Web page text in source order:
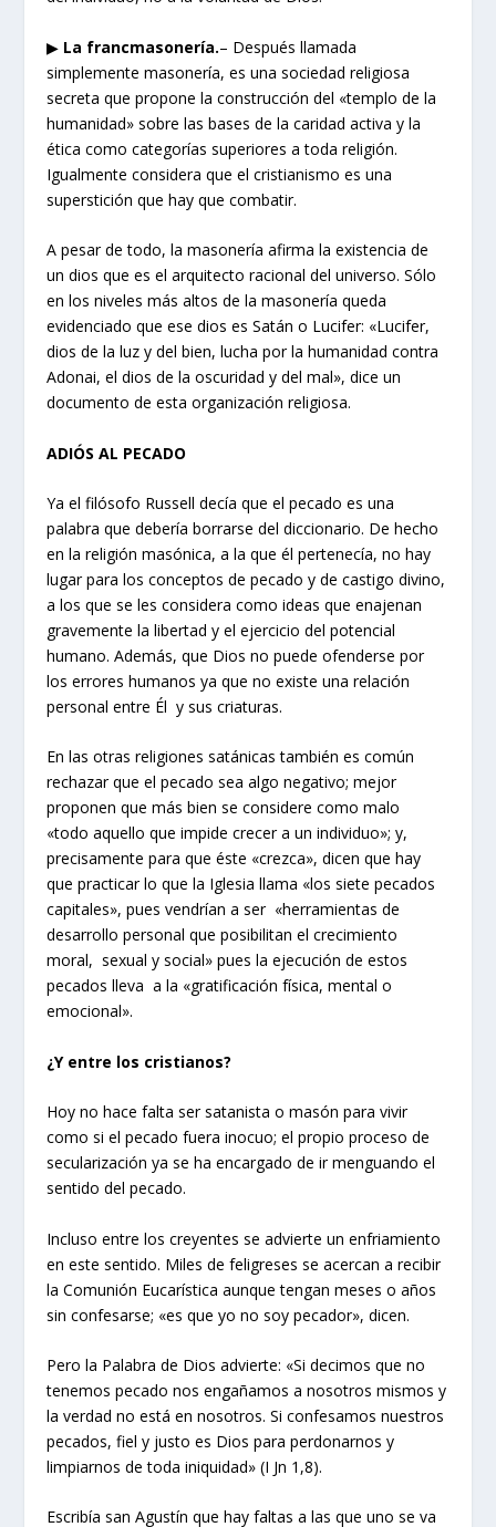
▶ La francmasonería.– Después llamada
simplemente masonería, es una sociedad religiosa
secreta que propone la construcción del «templo de la
humanidad» sobre las bases de la caridad activa y la
ética como categorías superiores a toda religión.
Igualmente considera que el cristianismo es una
superstición que hay que combatir.
A pesar de todo, la masonería afirma la existencia de
un dios que es el arquitecto racional del universo. Sólo
en los niveles más altos de la masonería queda
evidenciado que ese dios es Satán o Lucifer: «Lucifer,
dios de la luz y del bien, lucha por la humanidad contra
Adonai, el dios de la oscuridad y del mal», dice un
documento de esta organización religiosa.
ADIÓS AL PECADO
Ya el filósofo Russell decía que el pecado es una
palabra que debería borrarse del diccionario. De hecho
en la religión masónica, a la que él pertenecía, no hay
lugar para los conceptos de pecado y de castigo divino,
a los que se les considera como ideas que enajenan
gravemente la libertad y el ejercicio del potencial
humano. Además, que Dios no puede ofenderse por
los errores humanos ya que no existe una relación
personal entre Él y sus criaturas.
En las otras religiones satánicas también es común
rechazar que el pecado sea algo negativo; mejor
proponen que más bien se considere como malo
«todo aquello que impide crecer a un individuo»; y,
precisamente para que éste «crezca», dicen que hay
que practicar lo que la Iglesia llama «los siete pecados
capitales», pues vendrían a ser «herramientas de
desarrollo personal que posibilitan el crecimiento
moral, sexual y social» pues la ejecución de estos
pecados lleva a la «gratificación física, mental o
emocional».
¿Y entre los cristianos?
Hoy no hace falta ser satanista o masón para vivir
como si el pecado fuera inocuo; el propio proceso de
secularización ya se ha encargado de ir menguando el
sentido del pecado.
Incluso entre los creyentes se advierte un enfriamiento
en este sentido. Miles de feligreses se acercan a recibir
la Comunión Eucarística aunque tengan meses o años
sin confesarse; «es que yo no soy pecador», dicen.
Pero la Palabra de Dios advierte: «Si decimos que no
tenemos pecado nos engañamos a nosotros mismos y
la verdad no está en nosotros. Si confesamos nuestros
pecados, fiel y justo es Dios para perdonarnos y
limpiarnos de toda iniquidad» (I Jn 1,8).
Escribía san Agustín que hay faltas a las que uno se va